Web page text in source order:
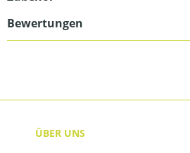
Bewertungen
ÜBER UNS